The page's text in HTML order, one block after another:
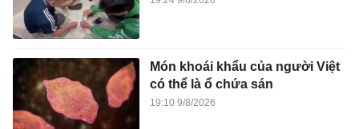
Món khoái khẩu của người Việt
có thể là ổ chứa sán
19:10 9/8/2026